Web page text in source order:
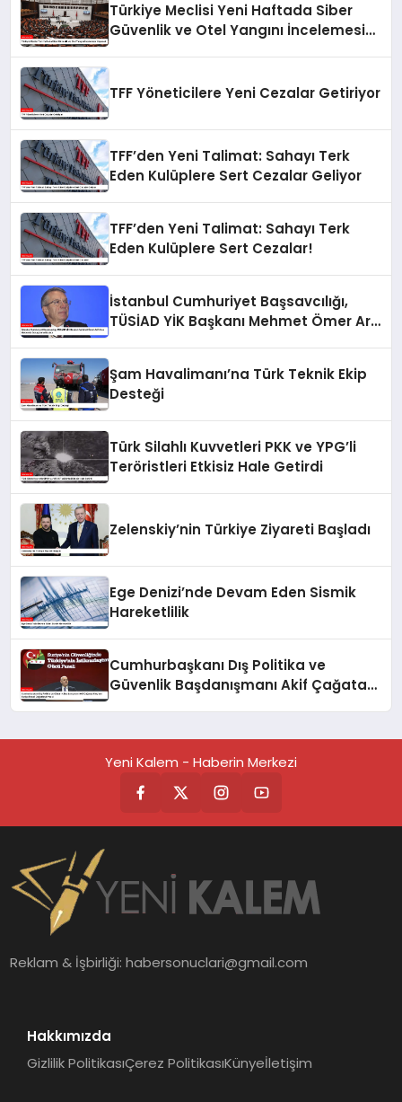
Türkiye Meclisi Yeni Haftada Siber
Güvenlik ve Otel Yangını İncelemesi
TFF Yöneticilere Yeni Cezalar Getiriyor
TFF’den Yeni Talimat: Sahayı Terk
Eden Kulüplere Sert Cezalar Geliyor
TFF’den Yeni Talimat: Sahayı Terk
Eden Kulüplere Sert Cezalar!
İstanbul Cumhuriyet Başsavcılığı,
TÜSİAD YİK Başkanı Mehmet Ömer Arif
Şam Havalimanı’na Türk Teknik Ekip
Desteği
Türk Silahlı Kuvvetleri PKK ve YPG’li
Teröristleri Etkisiz Hale Getirdi
Zelenskiy’nin Türkiye Ziyareti Başladı
Ege Denizi’nde Devam Eden Sismik
Hareketlilik
Cumhurbaşkanı Dış Politika ve
Güvenlik Başdanışmanı Akif Çağatay
Yeni Kalem - Haberin Merkezi
Reklam & İşbirliği:habersonuclari@gmail.com
Hakkımızda
Gizlilik PolitikasıÇerez PolitikasıKünyeİletişim